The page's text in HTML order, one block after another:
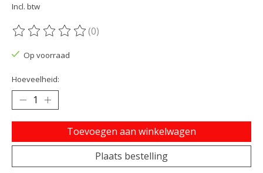
Incl. btw
De beoordeling van dit product is
(0)
Op voorraad
Hoeveelheid:
Toevoegen aan winkelwagen
Plaats bestelling